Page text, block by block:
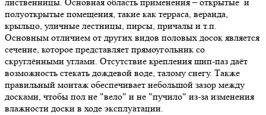
полуоткрытые помещения, такие как терраса, веранда,
крыльцо, уличные лестницы, пирсы, причалы и т.п.
Основным отличием от других видов половых досок является
сечение, которое представляет прямоугольник со
скруглёнными углами. Отсутствие крепления шип-паз даёт
возможность стекать дождевой воде, талому снегу. Также
правильный монтаж обеспечивает небольшой зазор между
досками, чтобы пол не "вело" и не "пучило" из-за изменения
влажности доски в ходе эксплуатации.